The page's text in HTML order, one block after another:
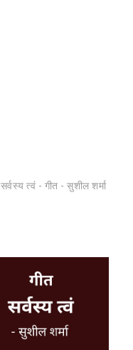
सर्वस्य त्वं - गीत - सुशील शर्मा